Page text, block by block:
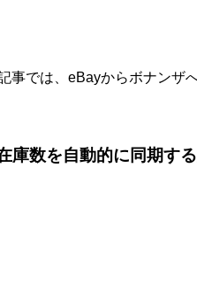
事では、eBayからボナンザ
庫数を自動的に同期す